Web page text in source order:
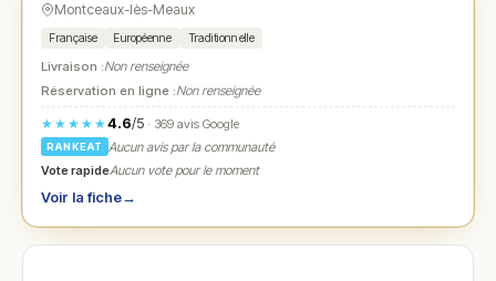
Montceaux-lès-Meaux
Française Européenne Traditionnelle
Livraison :Non renseignée
Réservation en ligne :Non renseignée
★★★★★4.6/5· 369 avis Google
RANKEAT
Aucun avis par la communauté
Vote rapideAucun vote pour le moment
Voir la fiche→